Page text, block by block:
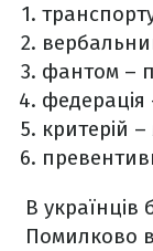
фантом –
федерація
критерій
В українців
Помилково